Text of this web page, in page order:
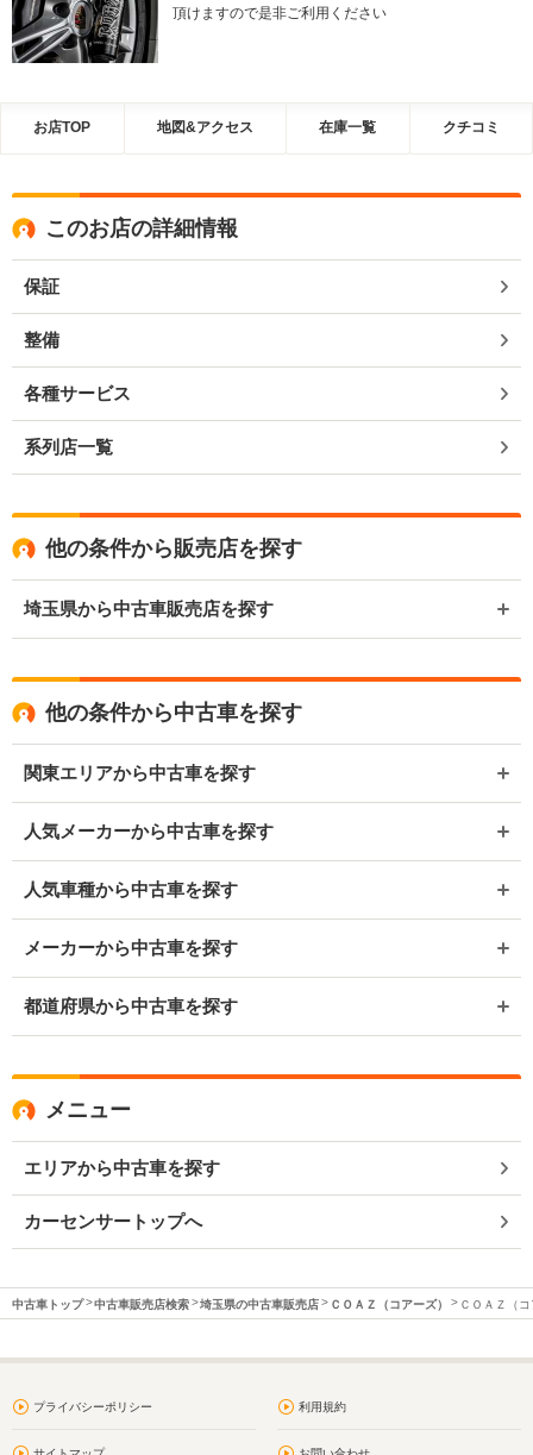
頂けますので是非ご利用ください
お店TOP 地図&アクセス 在庫一覧 クチコミ
このお店の詳細情報
保証
整備
各種サービス
系列店一覧
他の条件から販売店を探す
埼玉県から中古車販売店を探す
他の条件から中古車を探す
関東エリアから中古車を探す
人気メーカーから中古車を探す
人気車種から中古車を探す
メーカーから中古車を探す
都道府県から中古車を探す
メニュー
エリアから中古車を探す
カーセンサートップへ
中古車トップ 中古車販売店検索 埼玉県の中古車販売店 ＣＯＡＺ（コアーズ） ＣＯＡＺ（
プライバシーポリシー 利用規約